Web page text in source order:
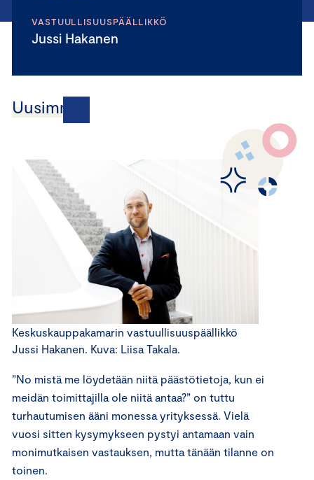
VASTUULLISUUSPÄÄLLIKKÖ
Jussi Hakanen
Uusimmat
Keskuskauppakamarin vastuullisuuspäällikkö
Jussi Hakanen. Kuva: Liisa Takala.
”No mistä me löydetään niitä päästötietoja, kun ei
meidän toimittajilla ole niitä antaa?” on tuttu
turhautumisen ääni monessa yrityksessä. Vielä
vuosi sitten kysymykseen pystyi antamaan vain
monimutkaisen vastauksen, mutta tänään tilanne on
toinen.